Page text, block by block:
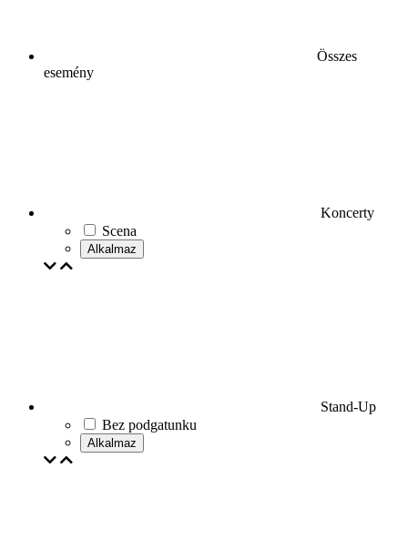
Összes
esemény
Koncerty
Scena
Alkalmaz
Stand-Up
Bez podgatunku
Alkalmaz